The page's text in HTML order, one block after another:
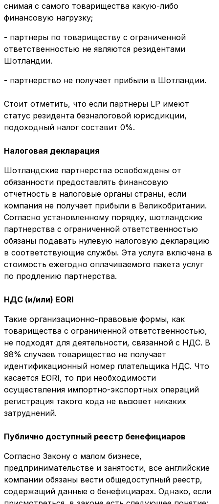
снимая с самого товарищества какую-либо
финансовую нагрузку;
- партнеры по товариществу с ограниченной
ответственностью не являются резидентами
Шотландии.
- партнерство не получает прибыли в Шотландии.
Стоит отметить, что если партнеры LP имеют
статус резидента безналоговой юрисдикции,
подоходный налог составит 0%.
Налоговая декларация
Шотландские партнерства освобождены от
обязанности предоставлять финансовую
отчетность в налоговые органы страны, если
компания не получает прибыли в Великобритании.
Согласно установленному порядку, шотландские
партнерства с ограниченной ответственностью
обязаны подавать нулевую налоговую декларацию
в соответствующие службы. Эта услуга включена в
стоимость ежегодно оплачиваемого пакета услуг
по продлению партнерства.
НДС (и/или) EORI
Такие организационно-правовые формы, как
товарищества с ограниченной ответственностью,
не подходят для деятельности, связанной с НДС. В
98% случаев товарищество не получает
идентификационный номер плательщика НДС. Что
касается EORI, то при необходимости
осуществления импортно-экспортных операций
регистрация такого кода не вызовет никаких
затруднений.
Публично доступный реестр бенефициаров
Согласно Закону о малом бизнесе,
предпринимательстве и занятости, все английские
компании обязаны вести общедоступный реестр,
содержащий данные о бенефициарах. Однако, если